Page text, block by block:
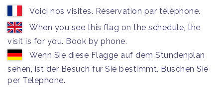
Voici nos visites. Réservation par téléphone.
When you see this flag on the schedule, the
visit is for you. Book by phone.
Wenn Sie diese Flagge auf dem Stundenplan
sehen, ist der Besuch für Sie bestimmt. Buschen Sie
per Telephone.